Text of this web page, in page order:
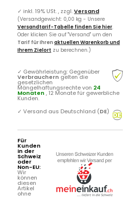
✓ inkl. 19% USt. , zzgl.Versand
(Versandgewicht: 0,00 kg - Unsere
Versandtarif-Tabelle finden Sie hier.
Oder klicken Sie auf "Versand" um den
Tarif für Ihren aktuellen Warenkorb und
Ihrem Zielort zu berechnen.)
✓ Gewährleistung: Gegenüber
Verbrauchern gelten die
gesetzlichen
Mängelhaftungsrechte von 24
Monaten , 12 Monate für gewerbliche
Kunden.
✓ Versand aus Deutschland (DE)
Für
Kunden
in der
Schweiz
oder
Non-EU:
Wir
können
diesen
Artikel
ohne